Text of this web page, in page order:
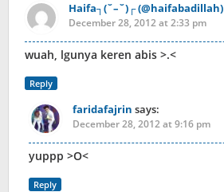
Haifa┐(˘–˘)┌ (@haifabadillah)
December 28, 2012 at 2:33 pm
wuah, lgunya keren abis >.<
Reply
faridafajrin says:
December 28, 2012 at 9:16 pm
yuppp >O<
Reply